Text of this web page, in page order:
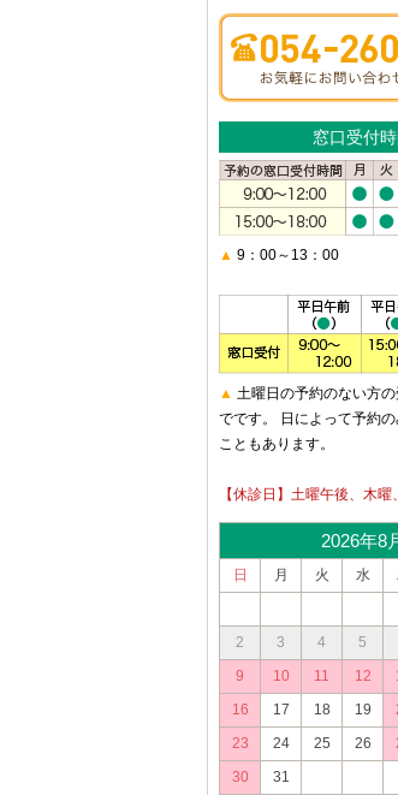
窓口受付
▲ 9：00～13：00
▲ 土曜日の予約のない方
でです。 日によって予約
こともあります。
【休診日】土曜午後、木曜
2026年8
日 月 火 水
2
3 4 5
9
10 11 12
16
17 18 19
23
24 25 26
30
31